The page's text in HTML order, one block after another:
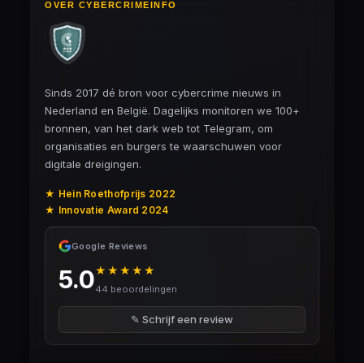
OVER CYBERCRIMEINFO
Sinds 2017 dé bron voor cybercrime nieuws in
Nederland en België. Dagelijks monitoren we 100+
bronnen, van het dark web tot Telegram, om
organisaties en burgers te waarschuwen voor
digitale dreigingen.
★ Hein Roethofprijs 2022
★ Innovatie Award 2024
Google Reviews
5.0★★★★★
44 beoordelingen
✎ Schrijf een review